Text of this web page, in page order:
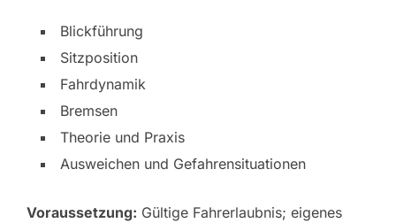
Blickführung
Sitzposition
Fahrdynamik
Bremsen
Theorie und Praxis
Ausweichen und Gefahrensituationen
Voraussetzung: Gültige Fahrerlaubnis; eigenes